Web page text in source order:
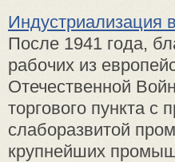
После 1941 года,
рабочих из
Отечественной
торгового пункта с
слаборазвитой
крупнейших